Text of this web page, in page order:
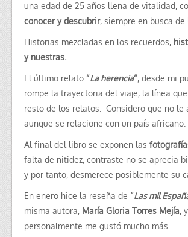
una edad de 25 años llena de vitalidad,
conocer y descubrir, siempre en busca de
Historias mezcladas en los recuerdos,
y nuestras.
El último relato “La herencia“, desde mi
rompe la trayectoria del viaje, la línea
resto de los relatos. Considero que no le
aunque se relacione con un país africano.
Al final del libro se exponen las
falta de nitidez, contraste no se aprecia
y por tanto, desmerece posiblemente su
En enero hice la reseña de “Las mil
misma autora, María Gloria Torres Mejía, y
personalmente me gustó mucho más.